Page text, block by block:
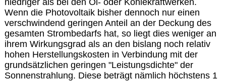
Wenn die Photovoltaik bisher dennoch nur einen
verschwindend geringen Anteil an der Deckung des
gesamten Strombedarfs hat, so liegt dies weniger an
ihrem Wirkungsgrad als an den bislang noch relativ
hohen Herstellungskosten in Verbindung mit der
grundsätzlichen geringen "Leistungsdichte" der
Sonnenstrahlung. Diese beträgt nämlich höchstens 1